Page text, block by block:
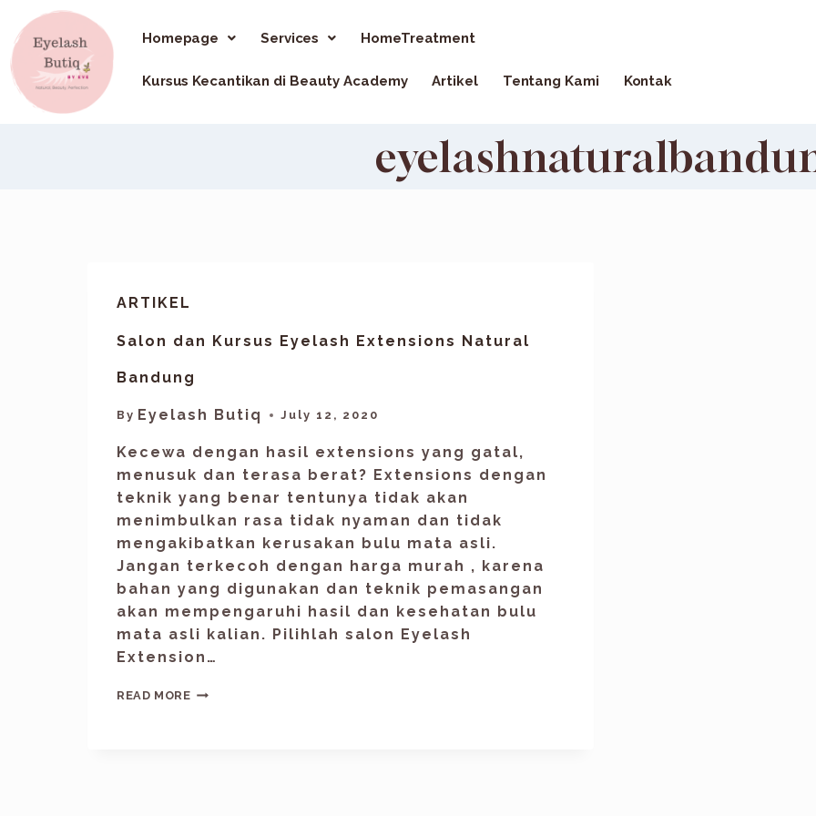
Homepage Services HomeTreatment
Kursus Kecantikan di Beauty Academy Artikel Tentang Kami Kontak
ARTIKEL
Salon dan Kursus Eyelash Extensions Natural
Bandung
By Eyelash Butiq July 12, 2020
Kecewa dengan hasil extensions yang gatal,
menusuk dan terasa berat? Extensions dengan
teknik yang benar tentunya tidak akan
menimbulkan rasa tidak nyaman dan tidak
mengakibatkan kerusakan bulu mata asli.
Jangan terkecoh dengan harga murah , karena
bahan yang digunakan dan teknik pemasangan
akan mempengaruhi hasil dan kesehatan bulu
mata asli kalian. Pilihlah salon Eyelash
Extension…
READ MORE